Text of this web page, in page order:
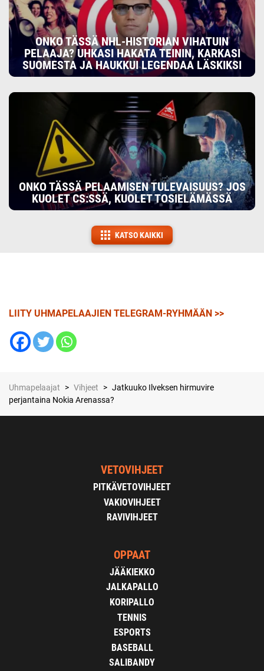
ONKO TÄSSÄ NHL-HISTORIAN VIHATUIN
PELAAJA? UHKASI HAKATA TEININ, KARKASI
SUOMESTA JA HAUKKUI LEGENDAA LÄSKIKSI
ONKO TÄSSÄ PELAAMISEN TULEVAISUUS? JOS
KUOLET CS:SSÄ, KUOLET TOSIELÄMÄSSÄ
KATSO KAIKKI
LIITY UHMAPELAAJIEN TELEGRAM-RYHMÄÄN >>
Uhmapelaajat > Vihjeet > Jatkuuko Ilveksen hirmuvire
perjantaina Nokia Arenassa?
VETOVIHJEET
PITKÄVETOVIHJEET
VAKIOVIHJEET
RAVIVIHJEET
OPPAAT
JÄÄKIEKKO
JALKAPALLO
KORIPALLO
TENNIS
ESPORTS
BASEBALL
SALIBANDY